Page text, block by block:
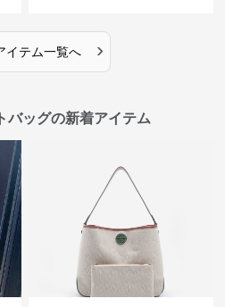
イテム一覧へ ›
バッグの新着アイテム